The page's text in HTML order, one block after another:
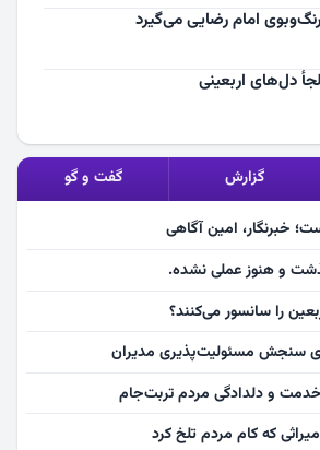
امام رضایی می‌گیرد
دل‌های اربعینی
گزارش گفت و گو
خبرنگار، امین آگاهی
و هنوز عملی نشده.
را سانسور می‌کنند؟
سنجش مسئولیت‌پذیری مدیران
و دلدادگی مردم تربت‌جام
که کام مردم تلخ کرد